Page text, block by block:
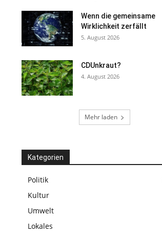
Wenn die gemeinsame
Wirklichkeit zerfällt
5. August 2026
CDUnkraut?
4. August 2026
Mehr laden
Kategorien
Politik
Kultur
Umwelt
Lokales